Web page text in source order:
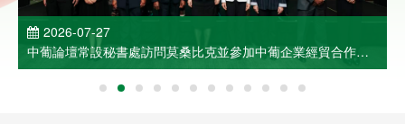
2026-07-27
中葡論壇常設秘書處訪問莫桑比克並參加中葡企業經貿合作洽
談會